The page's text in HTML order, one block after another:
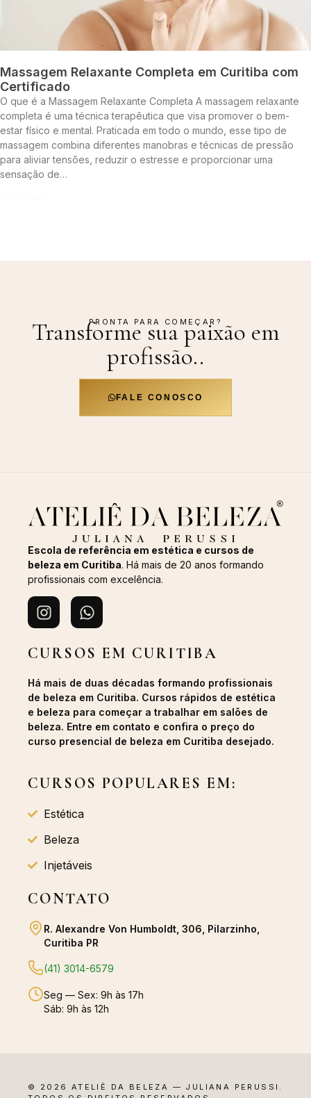
Massagem Relaxante Completa em Curitiba com
Certificado
O que é a Massagem Relaxante Completa A massagem relaxante
completa é uma técnica terapêutica que visa promover o bem-
estar físico e mental. Praticada em todo o mundo, esse tipo de
massagem combina diferentes manobras e técnicas de pressão
para aliviar tensões, reduzir o estresse e proporcionar uma
sensação de…
PRONTA PARA COMEÇAR?
Transforme sua paixão em
profissão..
FALE CONOSCO
Escola de referência em estética e cursos de
beleza em Curitiba. Há mais de 20 anos formando
profissionais com excelência.
CURSOS EM CURITIBA
Há mais de duas décadas formando profissionais
de beleza em Curitiba. Cursos rápidos de estética
e beleza para começar a trabalhar em salões de
beleza. Entre em contato e confira o preço do
curso presencial de beleza em Curitiba desejado.
CURSOS POPULARES EM:
Estética
Beleza
Injetáveis
CONTATO
R. Alexandre Von Humboldt, 306, Pilarzinho,
Curitiba PR
(41) 3014-6579
Seg — Sex: 9h às 17h
Sáb: 9h às 12h
© 2026 ATELIÊ DA BELEZA — JULIANA PERUSSI.